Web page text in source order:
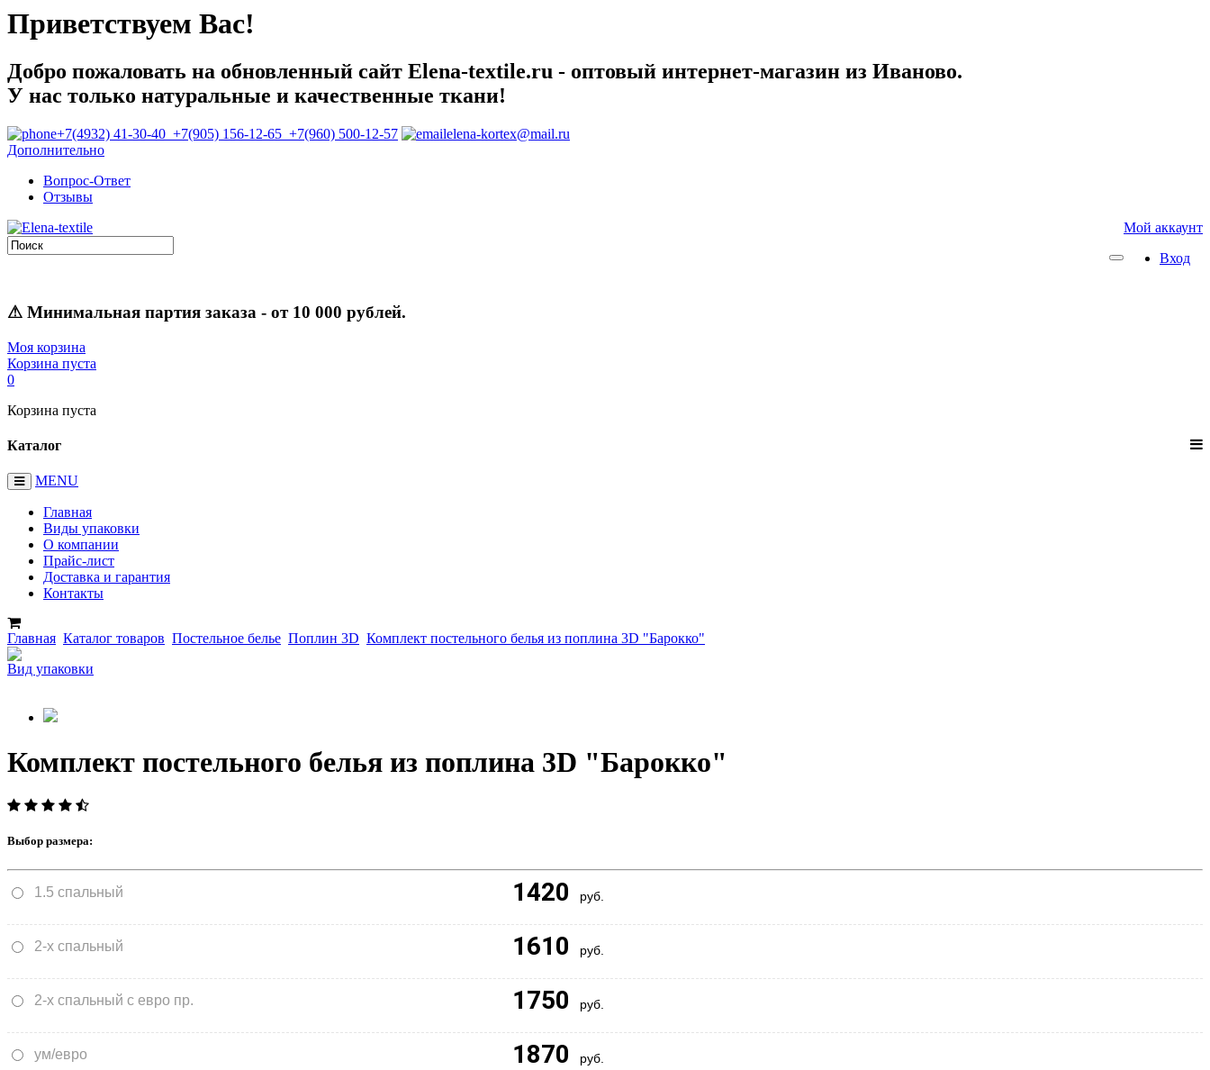
Приветствуем Вас!
Добро пожаловать на обновленный сайт Elena-textile.ru - оптовый интернет-магазин из Иваново.
У нас только натуральные и качественные ткани!
+7(4932) 41-30-40 +7(905) 156-12-65 +7(960) 500-12-57
elena-kortex@mail.ru
Дополнительно
Вопрос-Ответ
Отзывы
Мой аккаунт
Вход
⚠ Минимальная партия заказа - от 10 000 рублей.
Моя корзина
Корзина пуста
0
Корзина пуста
Каталог
MENU
Главная
Виды упаковки
О компании
Прайс-лист
Доставка и гарантия
Контакты
Главная Каталог товаров Постельное белье Поплин 3D Комплект постельного белья из поплина 3D "Барокко"
Вид упаковки
Комплект постельного белья из поплина 3D "Барокко"
Выбор размера:
1.5 спальный 1420 руб.
2-х спальный 1610 руб.
2-х спальный с евро пр. 1750 руб.
ум/евро 1870 руб.